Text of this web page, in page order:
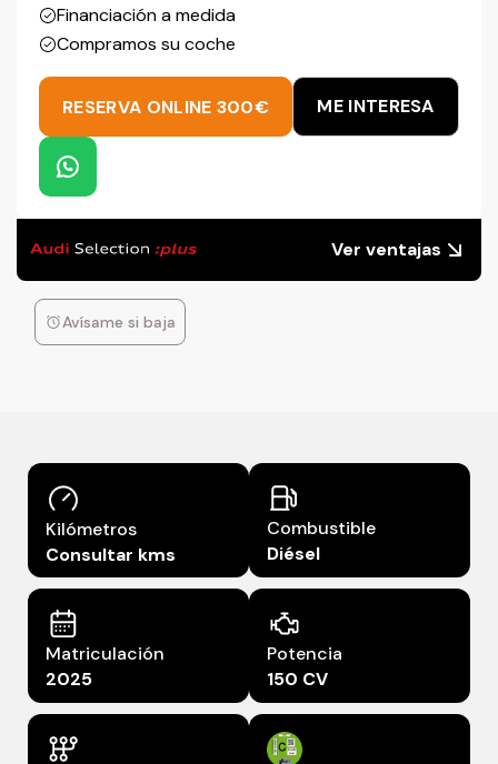
Financiación a medida
Compramos su coche
RESERVA ONLINE 300€ ME INTERESA
Ver ventajas
Avísame si baja
Kilómetros
Consultar kms
Combustible
Diésel
Matriculación
2025
Potencia
150 CV